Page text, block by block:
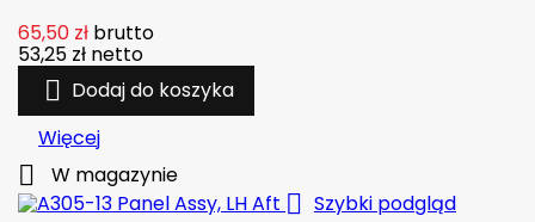
65,50 zł brutto
53,25 zł netto
 Dodaj do koszyka
Więcej
 W magazynie
 Szybki podgląd